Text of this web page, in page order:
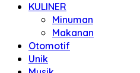
KULINER
Minuman
Makanan
Otomotif
Unik